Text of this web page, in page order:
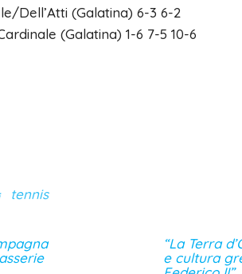
Dell’Atti (Galatina) 6-3 6-2
(Galatina) 1-6 7-5 10-6
tennis
“La Terra
e cultura